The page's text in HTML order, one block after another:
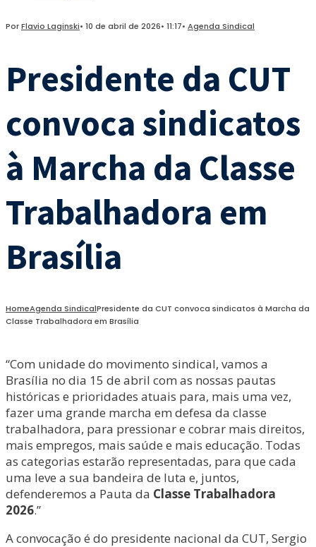
PorFlavio Laginski• 10 de abril de 2026• 11:17• Agenda Sindical
Presidente da CUT
convoca sindicatos
à Marcha da Classe
Trabalhadora em
Brasília
HomeAgenda SindicalPresidente da CUT convoca sindicatos à Marcha da
Classe Trabalhadora em Brasília
“Com unidade do movimento sindical, vamos a
Brasília no dia 15 de abril com as nossas pautas
históricas e prioridades atuais para, mais uma vez,
fazer uma grande marcha em defesa da classe
trabalhadora, para pressionar e cobrar mais direitos,
mais empregos, mais saúde e mais educação. Todas
as categorias estarão representadas, para que cada
uma leve a sua bandeira de luta e, juntos,
defenderemos a Pauta da Classe Trabalhadora
2026.”
A convocação é do presidente nacional da CUT, Sergio